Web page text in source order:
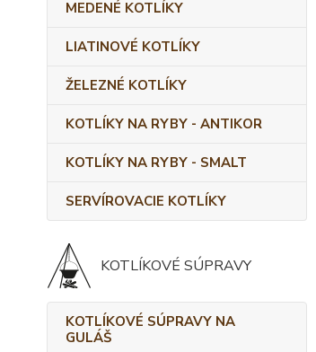
MEDENÉ KOTLÍKY
LIATINOVÉ KOTLÍKY
ŽELEZNÉ KOTLÍKY
KOTLÍKY NA RYBY - ANTIKOR
KOTLÍKY NA RYBY - SMALT
SERVÍROVACIE KOTLÍKY
KOTLÍKOVÉ SÚPRAVY
KOTLÍKOVÉ SÚPRAVY NA
GULÁŠ